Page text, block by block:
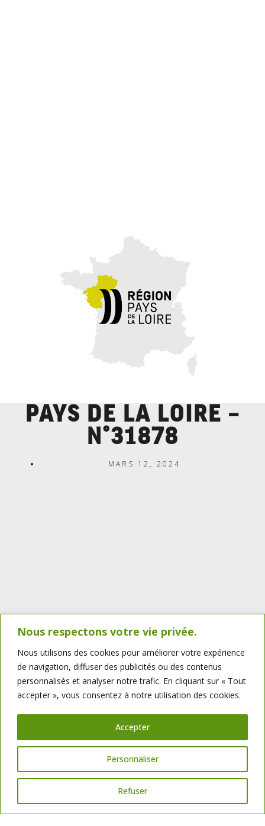
Nous respectons votre vie privée.
Nous utilisons des cookies pour améliorer votre expérience
de navigation, diffuser des publicités ou des contenus
personnalisés et analyser notre trafic. En cliquant sur « Tout
accepter », vous consentez à notre utilisation des cookies.
Personnaliser
Refuser
Accepter
PAYS DE LA LOIRE –
N°31878
MARS 12, 2024
Vendée – 85
Fond : 650 000 €
CA : 1 000 000€
Pour plus d’informations :
Charles Madjri : 06 26 31 27 35
charles.madjri@bellotminoteries.fr
Bellot Minoteries SAS, sise à Geoffret, Saint-Martin-de-Saint-Maixent
(79),représentée par Monsieur Louis-Marie Bellot,est titulaire de la carte
professionnelle n°CPI 7901 2023 000 000 003, permettant l’exercice de la
transaction sur immeubles et fonds de commerce.